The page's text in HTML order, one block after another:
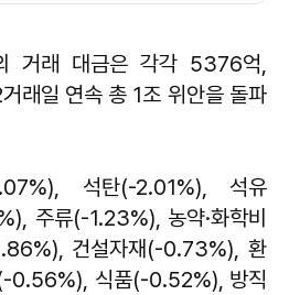
거래 대금은 각각 5376억,
래일 연속 총 1조 위안을 돌파
석탄(-2.01%), 석유
주류(-1.23%), 농약·화학비
건설자재(-0.73%), 환
0.56%), 식품(-0.52%), 방직